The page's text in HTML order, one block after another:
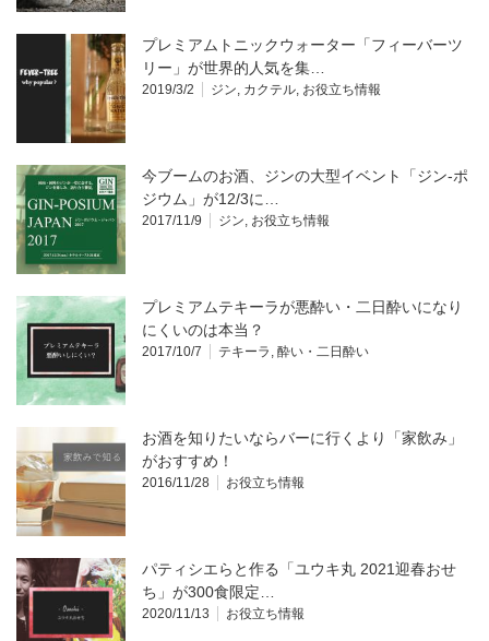
プレミアムトニックウォーター「フィーバーツ
リー」が世界的人気を集…
2019/3/2 ジン カクテル お役立ち情報
今ブームのお酒、ジンの大型イベント「ジン-ポ
ジウム」が12/3に…
2017/11/9 ジン お役立ち情報
プレミアムテキーラが悪酔い・二日酔いになり
にくいのは本当？
2017/10/7 テキーラ 酔い・二日酔い
お酒を知りたいならバーに行くより「家飲み」
がおすすめ！
2016/11/28 お役立ち情報
パティシエらと作る「ユウキ丸 2021迎春おせ
ち」が300食限定…
2020/11/13 お役立ち情報